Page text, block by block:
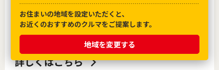
お住まいの地域を設定いただくと、
お近くのおすすめのクルマをご提案します。
地域を変更する